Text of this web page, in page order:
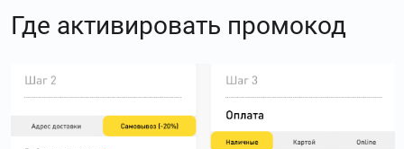
Где активировать промокод